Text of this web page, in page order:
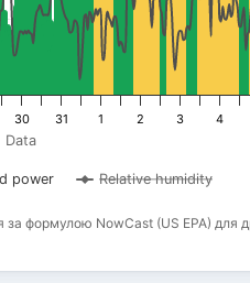
формулою NowCast (US EPA) для
Data
power Relative humidity
30 31 1 2 3 4